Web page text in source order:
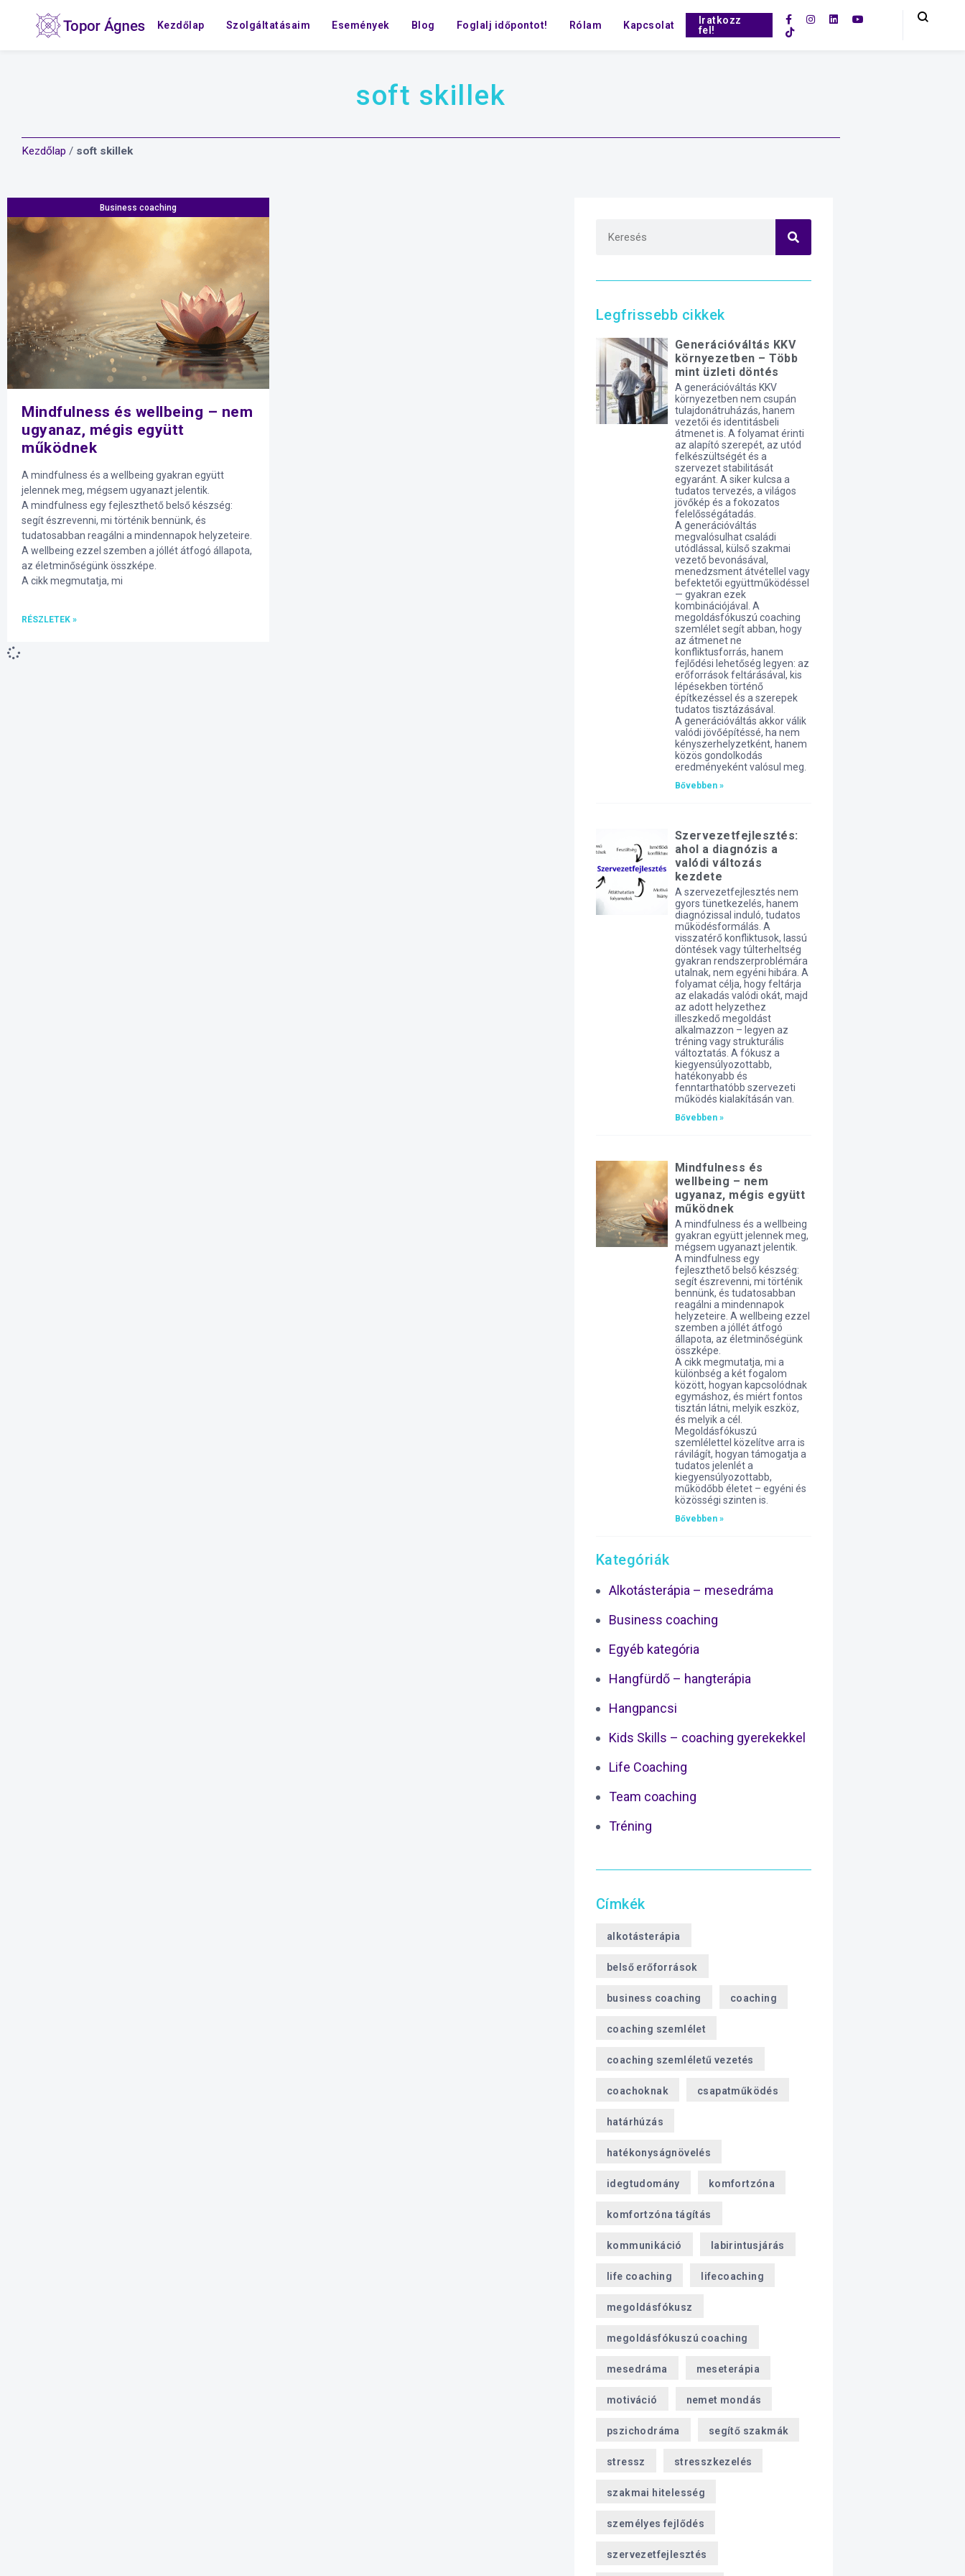
Kezdőlap Szolgáltatásaim Események Blog Foglalj időpontot! Rólam Kapcsolat
Iratkozz
fel!
soft skillek
Kezdőlap / soft skillek
Business coaching
Mindfulness és wellbeing – nem
ugyanaz, mégis együtt
működnek
A mindfulness és a wellbeing gyakran együtt
jelennek meg, mégsem ugyanazt jelentik.
A mindfulness egy fejleszthető belső készség:
segít észrevenni, mi történik bennünk, és
tudatosabban reagálni a mindennapok helyzeteire.
A wellbeing ezzel szemben a jóllét átfogó állapota,
az életminőségünk összképe.
A cikk megmutatja, mi
RÉSZLETEK »
Legfrissebb cikkek
Generációváltás KKV
környezetben – Több
mint üzleti döntés
A generációváltás KKV
környezetben nem csupán
tulajdonátruházás, hanem
vezetői és identitásbeli
átmenet is. A folyamat érinti
az alapító szerepét, az utód
felkészültségét és a
szervezet stabilitását
egyaránt. A siker kulcsa a
tudatos tervezés, a világos
jövőkép és a fokozatos
felelősségátadás.
A generációváltás
megvalósulhat családi
utódlással, külső szakmai
vezető bevonásával,
menedzsment átvétellel vagy
befektetői együttműködéssel
— gyakran ezek
kombinációjával. A
megoldásfókuszú coaching
szemlélet segít abban, hogy
az átmenet ne
konfliktusforrás, hanem
fejlődési lehetőség legyen: az
erőforrások feltárásával, kis
lépésekben történő
építkezéssel és a szerepek
tudatos tisztázásával.
A generációváltás akkor válik
valódi jövőépítéssé, ha nem
kényszerhelyzetként, hanem
közös gondolkodás
eredményeként valósul meg.
Bővebben »
Szervezetfejlesztés:
ahol a diagnózis a
valódi változás
kezdete
A szervezetfejlesztés nem
gyors tünetkezelés, hanem
diagnózissal induló, tudatos
működésformálás. A
visszatérő konfliktusok, lassú
döntések vagy túlterheltség
gyakran rendszerproblémára
utalnak, nem egyéni hibára. A
folyamat célja, hogy feltárja
az elakadás valódi okát, majd
az adott helyzethez
illeszkedő megoldást
alkalmazzon – legyen az
tréning vagy strukturális
változtatás. A fókusz a
kiegyensúlyozottabb,
hatékonyabb és
fenntarthatóbb szervezeti
működés kialakításán van.
Bővebben »
Mindfulness és
wellbeing – nem
ugyanaz, mégis együtt
működnek
A mindfulness és a wellbeing
gyakran együtt jelennek meg,
mégsem ugyanazt jelentik.
A mindfulness egy
fejleszthető belső készség:
segít észrevenni, mi történik
bennünk, és tudatosabban
reagálni a mindennapok
helyzeteire. A wellbeing ezzel
szemben a jóllét átfogó
állapota, az életminőségünk
összképe.
A cikk megmutatja, mi a
különbség a két fogalom
között, hogyan kapcsolódnak
egymáshoz, és miért fontos
tisztán látni, melyik eszköz,
és melyik a cél.
Megoldásfókuszú
szemlélettel közelítve arra is
rávilágít, hogyan támogatja a
tudatos jelenlét a
kiegyensúlyozottabb,
működőbb életet – egyéni és
közösségi szinten is.
Bővebben »
Kategóriák
Alkotásterápia – mesedráma
Business coaching
Egyéb kategória
Hangfürdő – hangterápia
Hangpancsi
Kids Skills – coaching gyerekekkel
Life Coaching
Team coaching
Tréning
Címkék
alkotásterápia
belső erőforrások
business coaching coaching
coaching szemlélet
coaching szemléletű vezetés
coachoknak csapatműködés
határhúzás
hatékonyságnövelés
idegtudomány komfortzóna
komfortzóna tágítás
kommunikáció labirintusjárás
life coaching lifecoaching
megoldásfókusz
megoldásfókuszú coaching
mesedráma meseterápia
motiváció nemet mondás
pszichodráma segítő szakmák
stressz stresszkezelés
szakmai hitelesség
személyes fejlődés
szervezetfejlesztés